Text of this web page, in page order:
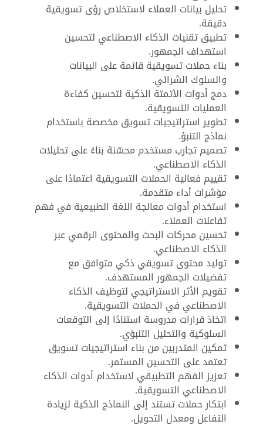
تحليل بيانات العملاء لاستخلاص رؤى تسويقية
دقيقة.
تطبيق تقنيات الذكاء الاصطناعي لتحسين
استهداف الجمهور.
بناء حملات تسويقية قائمة على البيانات
والسلوك الشرائي.
دمج أدوات الأتمتة الذكية لتحسين كفاءة
العمليات التسويقية.
تطوير استراتيجيات تسويق مخصصة باستخدام
نماذج التنبؤ.
تصميم تجارب مستخدم محسّنة بناءً على تحليلات
الذكاء الاصطناعي.
تقييم فعالية الحملات التسويقية اعتمادًا على
مؤشرات أداء متقدمة.
استخدام أدوات معالجة اللغة الطبيعية في فهم
تفاعلات العملاء.
تحسين محركات البحث والمحتوى الرقمي عبر
الذكاء الاصطناعي.
توليد محتوى تسويقي ذكي متوافق مع
تفضيلات الجمهور المستهدف.
تقويم الأثر الاستراتيجي لتوظيف الذكاء
الاصطناعي في الحملات التسويقية.
اتخاذ قرارات مدروسة استنادًا إلى التوقعات
السلوكية والتحليل التنبؤي.
تمكين المتدربين من بناء استراتيجيات تسويق
تعتمد على التحسين المستمر.
تعزيز الفهم التطبيقي لاستخدام أدوات الذكاء
الاصطناعي التسويقية.
ابتكار حملات تستند إلى النماذج الذكية لزيادة
التفاعل ومعدل التحويل.